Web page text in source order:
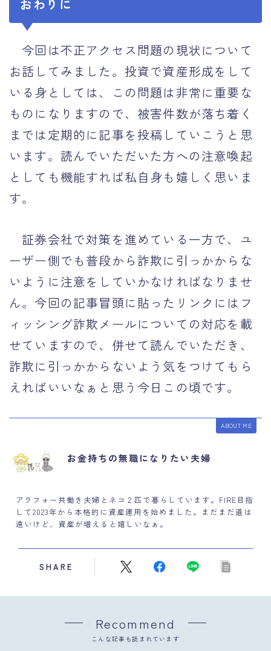
おわりに
今回は不正アクセス問題の現状について
お話してみました。投資で資産形成をして
いる身としては、この問題は非常に重要な
ものになりますので、被害件数が落ち着く
までは定期的に記事を投稿していこうと思
います。読んでいただいた方への注意喚起
としても機能すれば私自身も嬉しく思いま
す。
証券会社で対策を進めている一方で、ユ
ーザー側でも普段から詐欺に引っかからな
いように注意をしていかなければなりませ
ん。今回の記事冒頭に貼ったリンクにはフ
ィッシング詐欺メールについての対応を載
せていますので、併せて読んでいただき、
詐欺に引っかからないよう気をつけてもら
えればいいなぁと思う今日この頃です。
ABOUT ME
お金持ちの無職になりたい夫婦
アラフォー共働き夫婦とネコ２匹で暮らしています。FIRE目指
して2023年から本格的に資産運用を始めました。まだまだ道は
遠いけど、資産が増えると嬉しいなぁ。
SHARE
Recommend
こんな記事も読まれています